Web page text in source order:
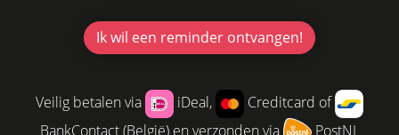
Jubileum cadeau
Cadeau idee vriendin
Origineel cadeau voor vriendin
Leuke cadeaus voor vrouwen
Ik wil een reminder ontvangen!
Veilig betalen via iDeal,
Creditcard of
BankContact (België) en verzonden via
PostNL